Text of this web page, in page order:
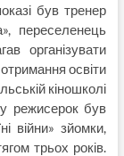
був тренер
переселенець
організувати
освіти
кіношколі
режисерок був
війни» зйомки,
трьох років.